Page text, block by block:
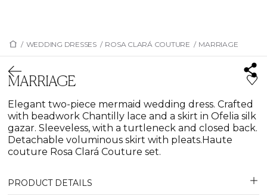
/ WEDDING DRESSES / ROSA CLARÁ COUTURE / MARRIAGE
MARRIAGE
Elegant two-piece mermaid wedding dress. Crafted
with beadwork Chantilly lace and a skirt in Ofelia silk
gazar. Sleeveless, with a turtleneck and closed back.
Detachable voluminous skirt with pleats.Haute
couture Rosa Clará Couture set.
PRODUCT DETAILS